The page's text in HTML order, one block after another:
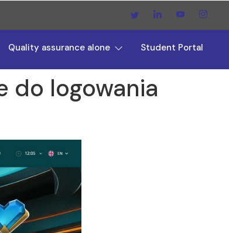
Quality assurance alone Student Portal
do logowania